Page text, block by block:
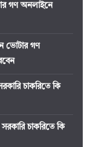
গণ অনলাইনে
ভোটার গণ
চাকরিতে কি
চাকরিতে কি